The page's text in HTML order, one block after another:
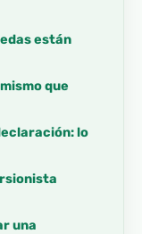
están
que
lo
una